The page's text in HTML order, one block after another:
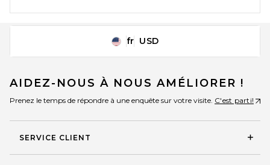
Change Country Regions
fr USD
AIDEZ-NOUS À NOUS AMÉLIORER !
Prenez le temps de répondre à une enquête sur votre visite. C'est parti!
SERVICE CLIENT